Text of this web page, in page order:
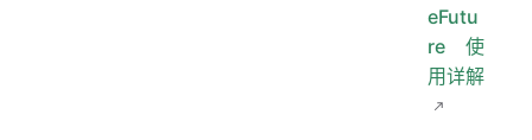
eFutu
re 使
用详解